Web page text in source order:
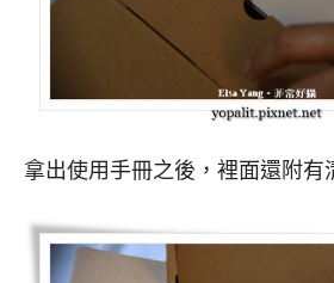
拿出使用手冊之後，裡面還附有